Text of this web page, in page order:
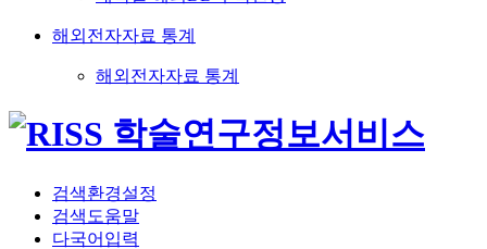
해외전자자료 통계
해외전자자료 통계
검색환경설정
검색도움말
다국어입력